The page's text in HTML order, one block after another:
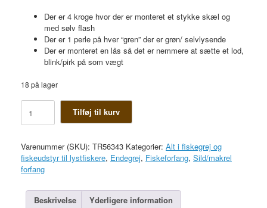
Der er 4 kroge hvor der er monteret et stykke skæl og
med sølv flash
Der er 1 perle på hver “gren” der er grøn/ selvlysende
Der er monteret en lås så det er nemmere at sætte et lod,
blink/pirk på som vægt
18 på lager
Trendy
sildeforfang
antal
Tilføj til kurv
Varenummer (SKU): TR56343 Kategorier: Alt i fiskegrej og
fiskeudstyr til lystfiskere, Endegrej, Fiskeforfang, Sild/makrel
forfang
Beskrivelse Yderligere information